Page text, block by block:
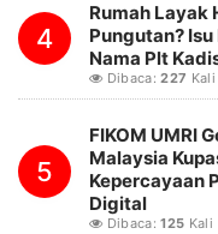
4
Rumah Layak
Pungutan?
Nama Plt
Dibaca:227 Kali
5
FIKOM UMRI
Malaysia
Kepercayaan
Digital
Dibaca:125 Kali